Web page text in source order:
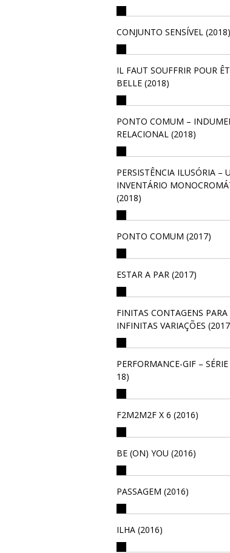
CONJUNTO SENSÍVEL (2018)
IL FAUT SOUFFRIR POUR
BELLE (2018)
PONTO COMUM –
RELACIONAL (2018)
PERSISTÊNCIA ILUSÓRIA –
INVENTÁRIO
(2018)
PONTO COMUM (2017)
ESTAR A PAR (2017)
FINITAS CONTAGENS PARA
INFINITAS VARIAÇÕES
PERFORMANCE-GIF –
18)
F2M2M2F X 6 (2016)
BE (ON) YOU (2016)
PASSAGEM (2016)
ILHA (2016)